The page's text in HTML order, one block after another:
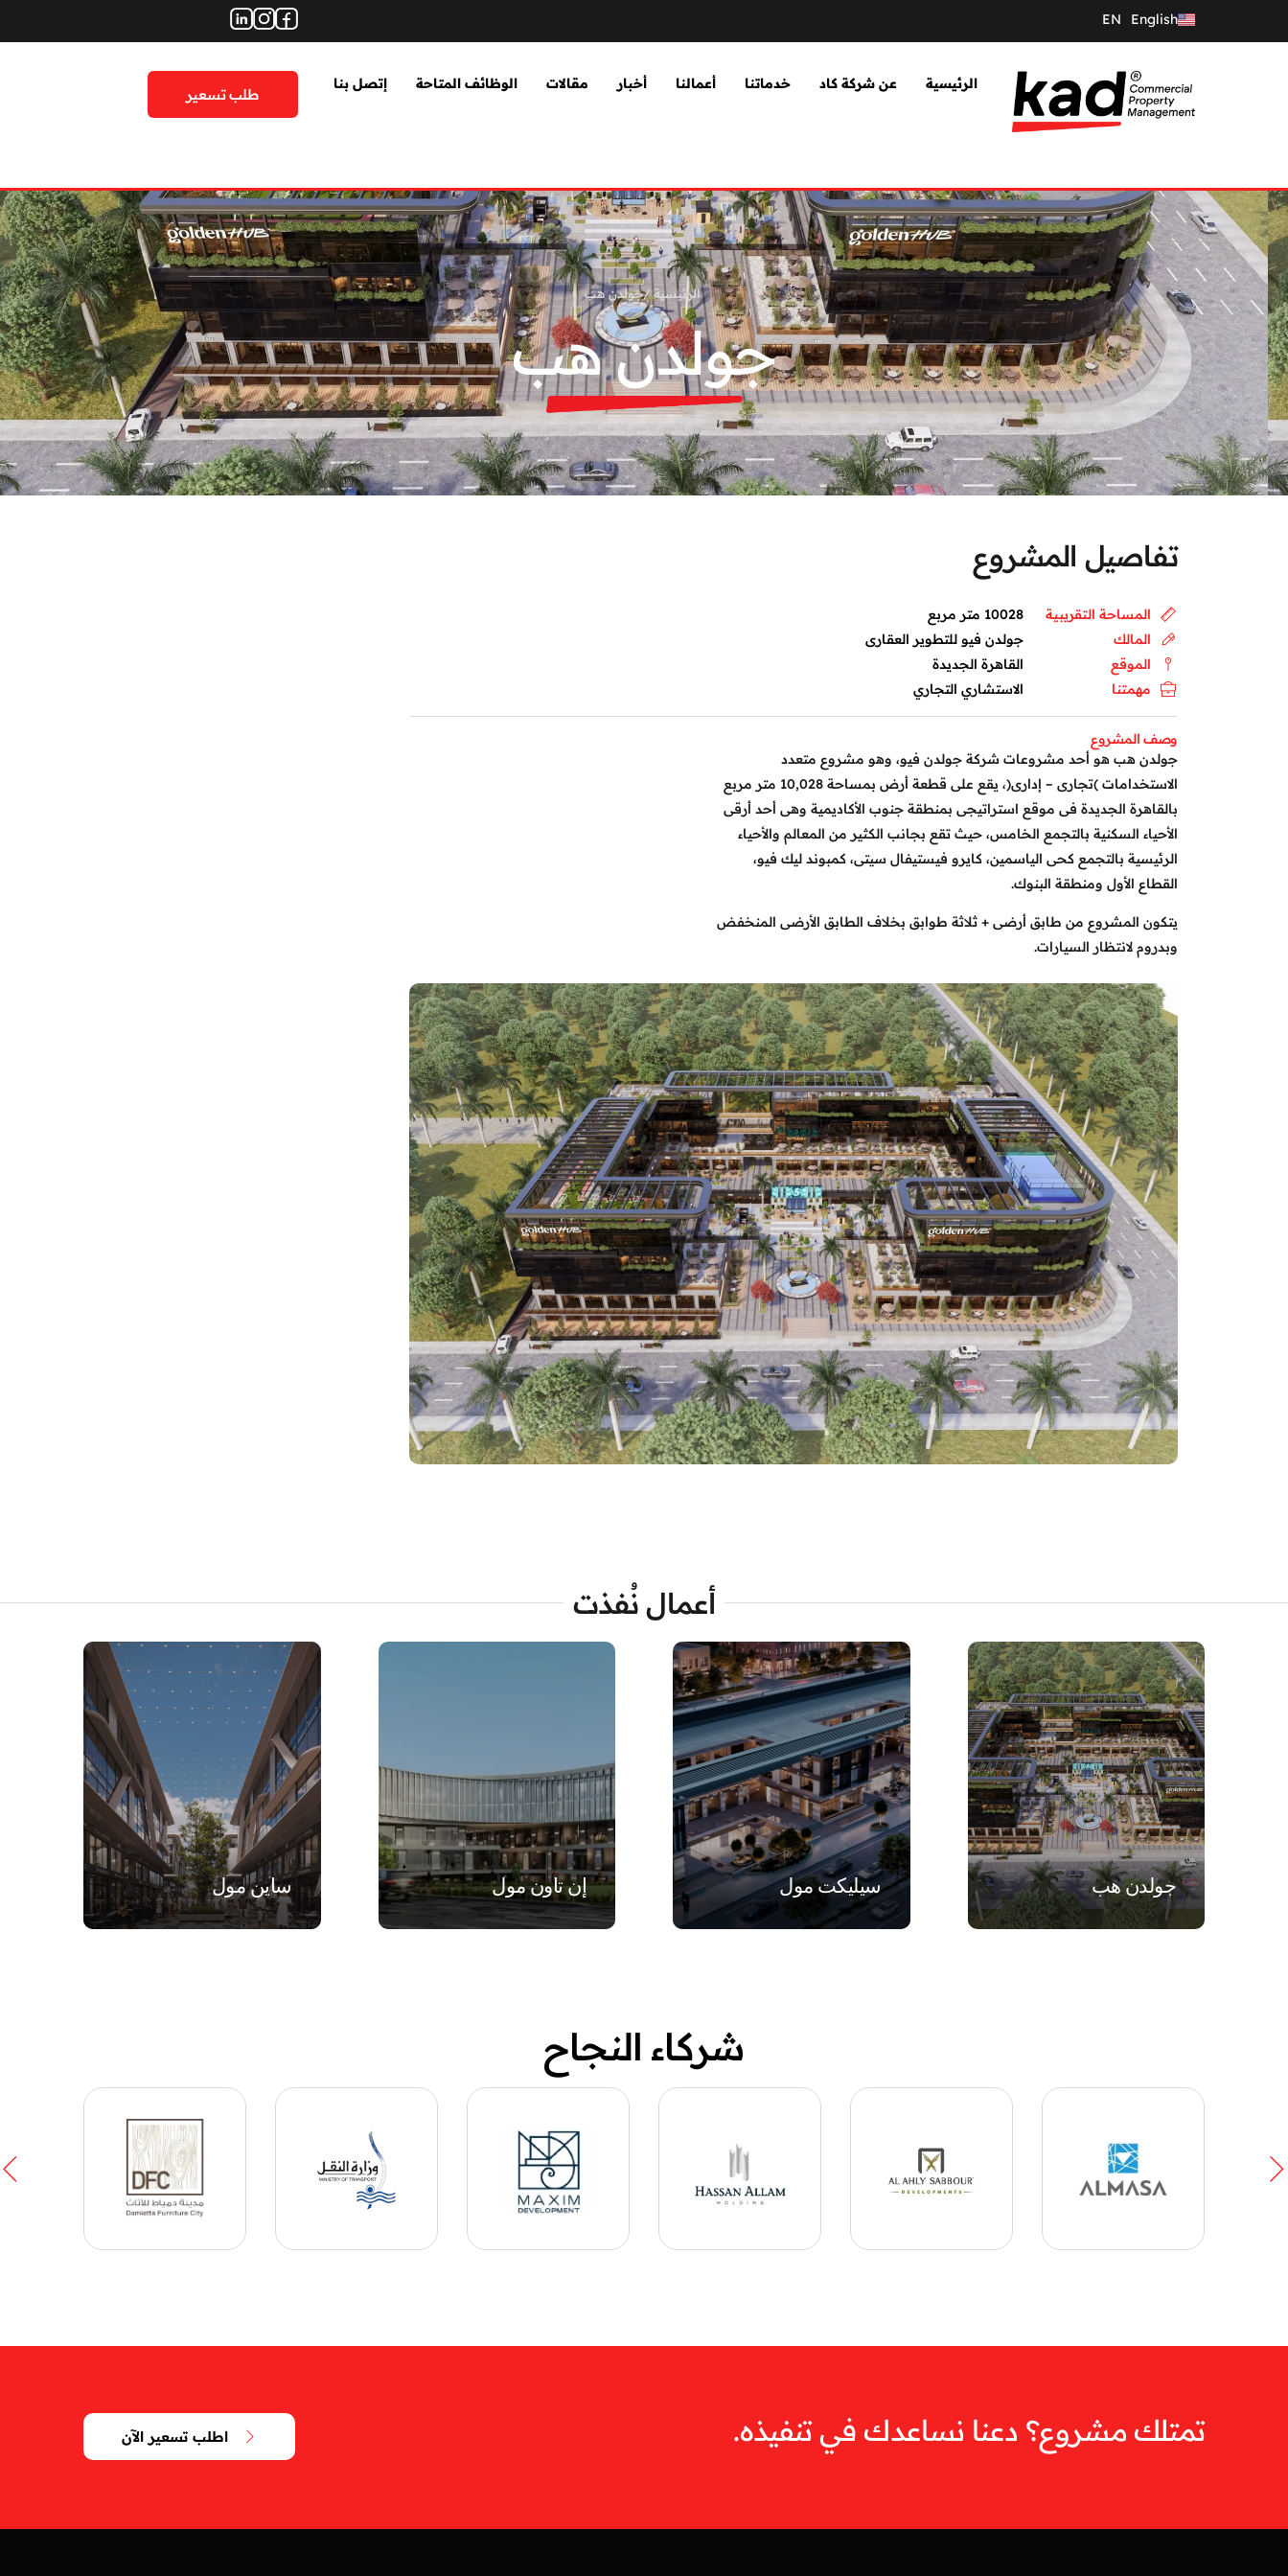
English
EN
الرئيسية عن شركة كاد خدماتنا أعمالنا أخبار مقالات الوظائف المتاحة إتصل بنا
طلب تسعير
الرئيسية /جولدن هب
جولدن هب
تفاصيل المشروع
المساحة التقريبية
10028 متر مربع
المالك
جولدن فيو للتطوير العقارى
الموقع
القاهرة الجديدة
مهمتنا
الاستشاري التجاري
وصف المشروع
جولدن هب هو أحد مشروعات شركة جولدن فيو، وهو مشروع متعدد
الاستخدامات )تجارى – إدارى(، يقع على قطعة أرض بمساحة 10,028 متر مربع
بالقاهرة الجديدة فى موقع استراتيجى بمنطقة جنوب الأكاديمية وهى أحد أرقى
الأحياء السكنية بالتجمع الخامس، حيث تقع بجانب الكثير من المعالم والأحياء
الرئيسية بالتجمع كحى الياسمين، كايرو فيستيفال سيتى، كمبوند ليك فيو،
القطاع الأول ومنطقة البنوك.
يتكون المشروع من طابق أرضى + ثلاثة طوابق بخلاف الطابق الأرضى المنخفض
وبدروم لانتظار السيارات.
أعمال نُفذت
VIEW
جولدن هب
VIEW
سيليكت مول
VIEW
إن تاون مول
VIEW
ساين مول
شركاء النجاح
تمتلك مشروع؟ دعنا نساعدك في تنفيذه. اطلب تسعير الآن